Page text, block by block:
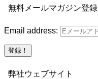
無料メールマガジン登録
Email address:
弊社ウェブサイト